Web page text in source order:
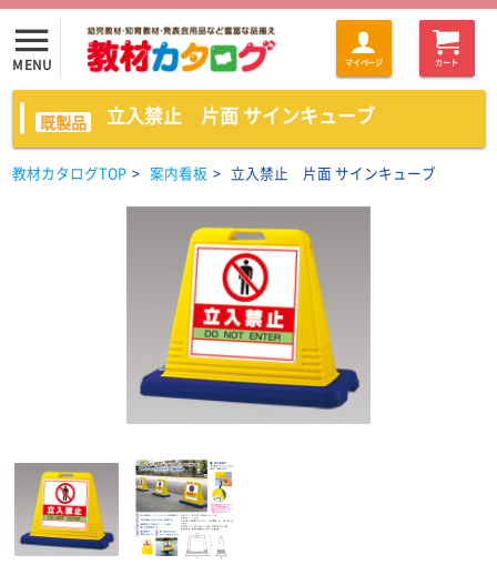
menu
MENU マイページ カート
既製品 立入禁止 片面 サインキューブ
教材カタログTOP > 案内看板 > 立入禁止 片面 サインキューブ